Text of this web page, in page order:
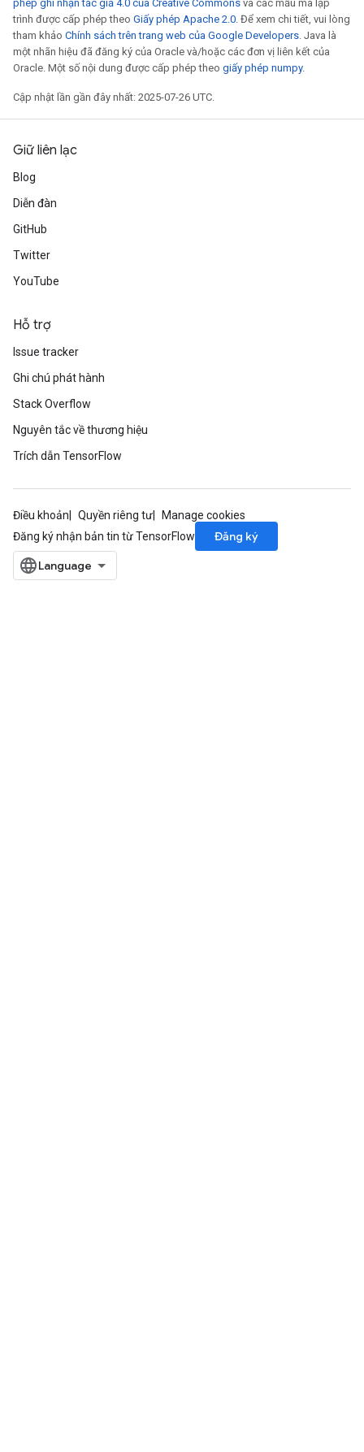
phép ghi nhận tác giả 4.0 của Creative Commons và các mẫu mã lập
trình được cấp phép theo Giấy phép Apache 2.0. Để xem chi tiết, vui lòng
tham khảo Chính sách trên trang web của Google Developers. Java là
một nhãn hiệu đã đăng ký của Oracle và/hoặc các đơn vị liên kết của
Oracle. Một số nội dung được cấp phép theo giấy phép numpy.
Cập nhật lần gần đây nhất: 2025-07-26 UTC.
Giữ liên lạc
Blog
Diễn đàn
GitHub
Twitter
YouTube
Hỗ trợ
Issue tracker
Ghi chú phát hành
Stack Overflow
Nguyên tắc về thương hiệu
Trích dẫn TensorFlow
Điều khoản Quyền riêng tư
Manage cookies
Đăng ký nhận bản tin từ TensorFlow
Đăng ký